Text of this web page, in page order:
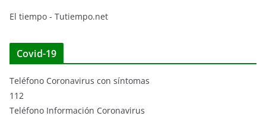
El tiempo - Tutiempo.net
Covid-19
Teléfono Coronavirus con síntomas
112
Teléfono Información Coronavirus